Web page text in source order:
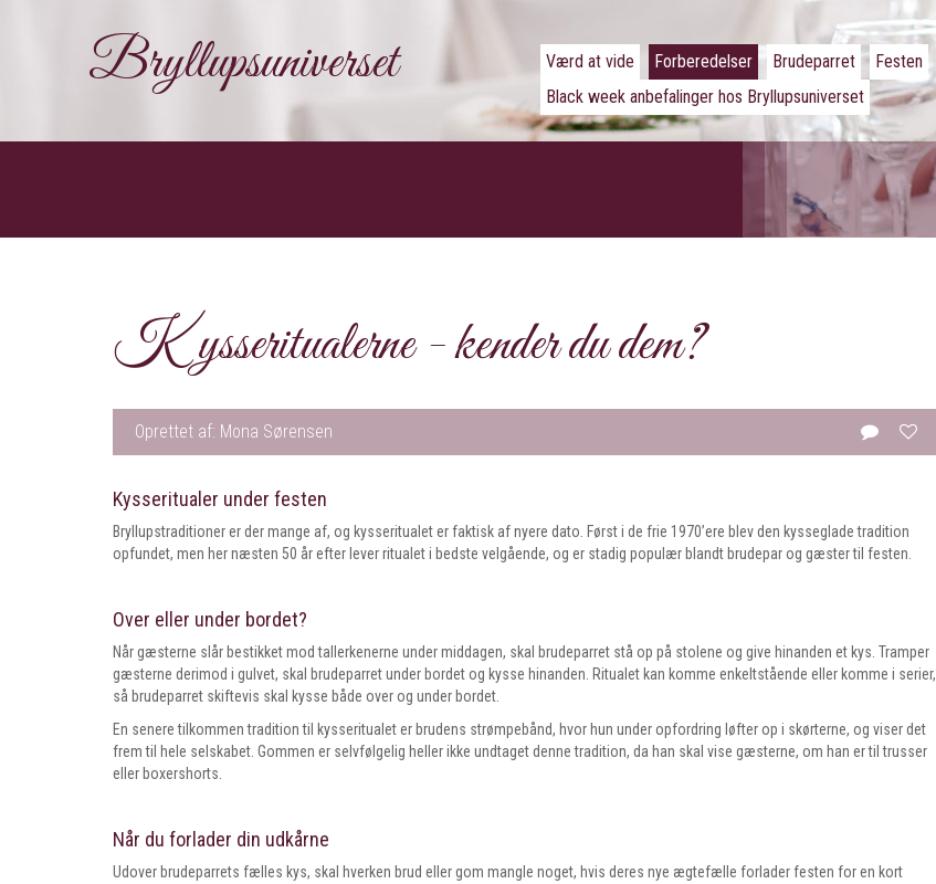
Bryllupsuniverset Værd at vide Forberedelser Brudeparret Festen
Black week anbefalinger hos Bryllupsuniverset
Kysseritualerne - kender du dem?
Oprettet af: Mona Sørensen
Kysseritualer under festen
Bryllupstraditioner er der mange af, og kysseritualet er faktisk af nyere dato. Først i de frie 1970’ere blev den kysseglade tradition
opfundet, men her næsten 50 år efter lever ritualet i bedste velgående, og er stadig populær blandt brudepar og gæster til festen.
Over eller under bordet?
Når gæsterne slår bestikket mod tallerkenerne under middagen, skal brudeparret stå op på stolene og give hinanden et kys. Tramper
gæsterne derimod i gulvet, skal brudeparret under bordet og kysse hinanden. Ritualet kan komme enkeltstående eller komme i serier,
så brudeparret skiftevis skal kysse både over og under bordet.
En senere tilkommen tradition til kysseritualet er brudens strømpebånd, hvor hun under opfordring løfter op i skørterne, og viser det
frem til hele selskabet. Gommen er selvfølgelig heller ikke undtaget denne tradition, da han skal vise gæsterne, om han er til trusser
eller boxershorts.
Når du forlader din udkårne
Udover brudeparrets fælles kys, skal hverken brud eller gom mangle noget, hvis deres nye ægtefælle forlader festen for en kort